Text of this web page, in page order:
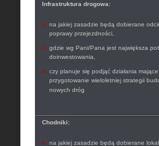
Infrastruktura drogowa:
na jakiej zasadzie będą dobierane
poprawy przejezdności,
gdzie wg Pani/Pana jest największa
doinwestowania,
czy planuje się podjąć działania
przygotowanie wieloletniej strategii
nowych dróg
Chodniki:
na jakiej zasadzie będą dobierane